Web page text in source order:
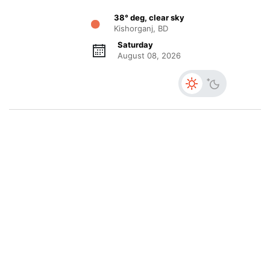
38° deg, clear sky
Kishorganj, BD
Saturday
August 08, 2026